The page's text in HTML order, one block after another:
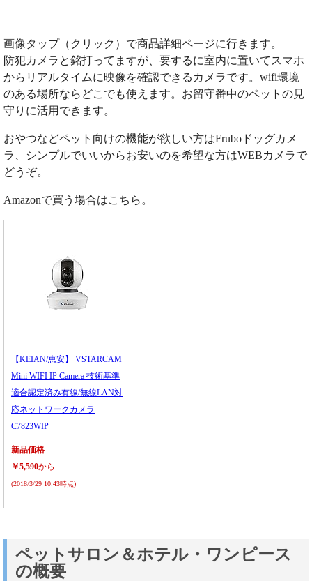
画像タップ（クリック）で商品詳細ページに行きます。
防犯カメラと銘打ってますが、要するに室内に置いてスマホ
からリアルタイムに映像を確認できるカメラです。wifi環境
のある場所ならどこでも使えます。お留守番中のペットの見
守りに活用できます。
おやつなどペット向けの機能が欲しい方はFruboドッグカメ
ラ、シンプルでいいからお安いのを希望な方はWEBカメラで
どうぞ。
Amazonで買う場合はこちら。
【KEIAN/恵安】 VSTARCAM
Mini WIFI IP Camera 技術基準
適合認定済み有線/無線LAN対
応ネットワークカメラ
C7823WIP
新品価格
￥5,590から
(2018/3/29 10:43時点)
ペットサロン＆ホテル・ワンピース
の概要